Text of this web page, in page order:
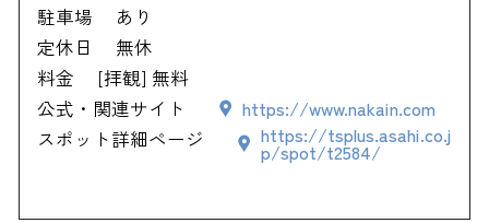
駐車場
あり
定休日
無休
料金
[拝観] 無料
公式・関連サイト
https://www.nakain.com
スポット詳細ページ
https://tsplus.asahi.co.j
p/spot/t2584/